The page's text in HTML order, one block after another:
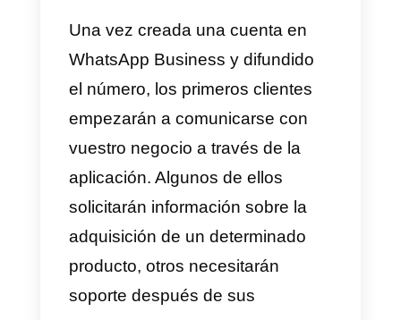
manera proactiva ningún tipo de
material promocional (pocas
advertencias son suficientes
llevar al bloqueo de la cuenta por
parte de WhatsApp).
Por estas dos razones, todo lo
que una empresa puede hacer
para generar un número